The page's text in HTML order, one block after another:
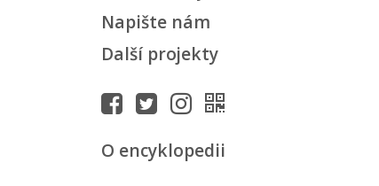
Napište nám
Další projekty
O encyklopedii